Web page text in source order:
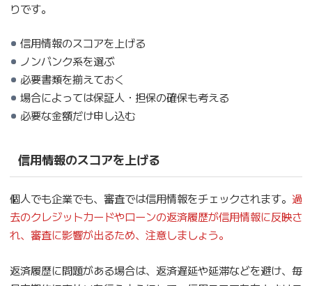
りです。
信用情報のスコアを上げる
ノンバンク系を選ぶ
必要書類を揃えておく
場合によっては保証人・担保の確保も考える
必要な金額だけ申し込む
信用情報のスコアを上げる
個人でも企業でも、審査では信用情報をチェックされます。 過
去のクレジットカードやローンの返済履歴が信用情報に反映さ
れ、審査に影響が出るため、注意しましょう。
返済履歴に問題がある場合は、返済遅延や延滞などを避け、毎